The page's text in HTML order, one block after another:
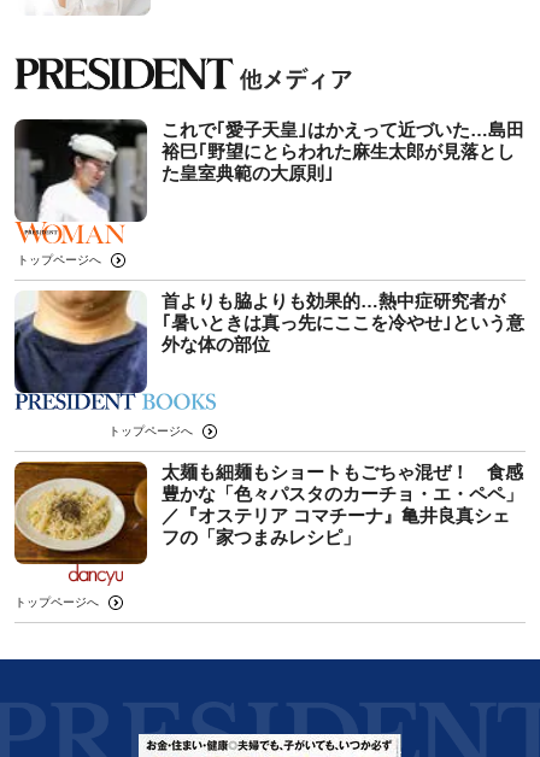
これで｢愛子天皇｣はかえって近づいた…島田
裕巳｢野望にとらわれた麻生太郎が見落とし
た皇室典範の大原則｣
トップページへ
首よりも脇よりも効果的…熱中症研究者が
｢暑いときは真っ先にここを冷やせ｣という意
外な体の部位
トップページへ
太麺も細麺もショートもごちゃ混ぜ！ 食感
豊かな「色々パスタのカーチョ・エ・ペペ」
／『オステリア コマチーナ』亀井良真シェ
フの「家つまみレシピ」
トップページへ